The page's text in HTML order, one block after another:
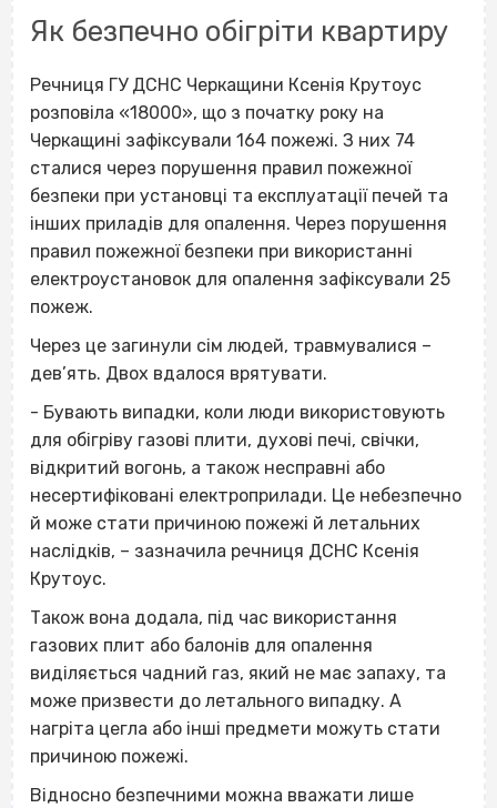
Як безпечно обігріти квартиру
Речниця ГУ ДСНС Черкащини Ксенія Крутоус
розповіла «18000», що з початку року на
Черкащині зафіксували 164 пожежі. З них 74
сталися через порушення правил пожежної
безпеки при установці та експлуатації печей та
інших приладів для опалення. Через порушення
правил пожежної безпеки при використанні
електроустановок для опалення зафіксували 25
пожеж.
Через це загинули сім людей, травмувалися –
дев’ять. Двох вдалося врятувати.
- Бувають випадки, коли люди використовують
для обігріву газові плити, духові печі, свічки,
відкритий вогонь, а також несправні або
несертифіковані електроприлади. Це небезпечно
й може стати причиною пожежі й летальних
наслідків, – зазначила речниця ДСНС Ксенія
Крутоус.
Також вона додала, під час використання
газових плит або балонів для опалення
виділяється чадний газ, який не має запаху, та
може призвести до летального випадку. А
нагріта цегла або інші предмети можуть стати
причиною пожежі.
Відносно безпечними можна вважати лише